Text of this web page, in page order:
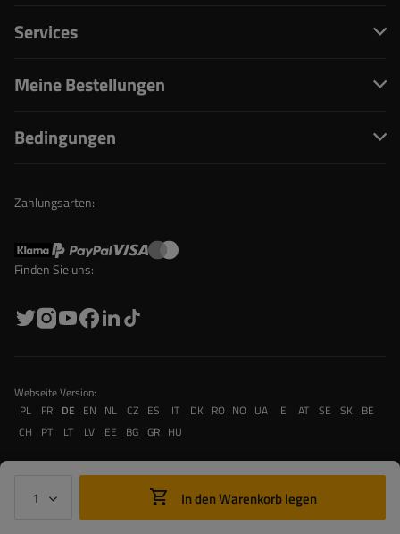
In den Warenkorb legen
Services
Meine Bestellungen
Bedingungen
Zahlungsarten:
Finden Sie uns:
Webseite Version:
PL
FR DE EN NL CZ ES IT DK RO NO UA IE AT SE SK BE
CH
PT LT LV EE BG GR HU